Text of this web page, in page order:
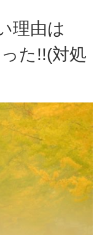
理由は
た!!(対処